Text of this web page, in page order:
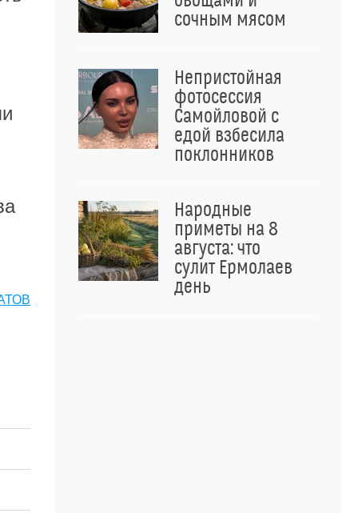
сочным мясом
Непристойная
фотосессия
Самойловой с
едой взбесила
поклонников
Народные
приметы на 8
августа: что
сулит Ермолаев
день